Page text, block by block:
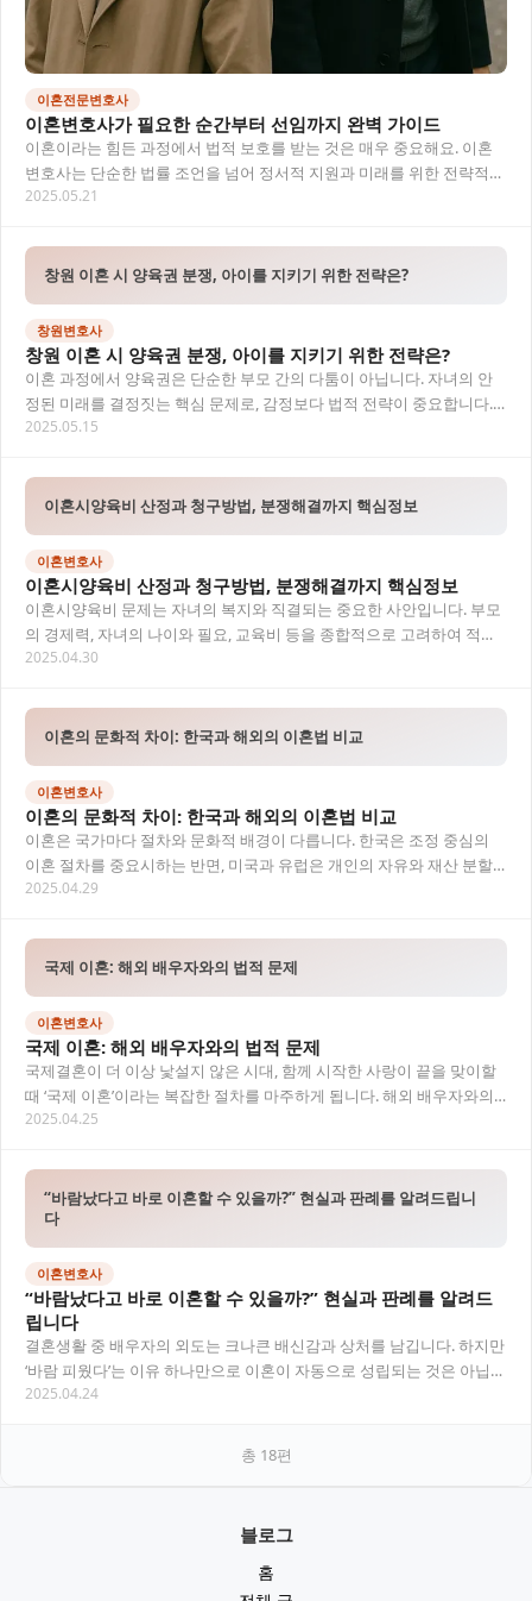
이혼전문변호사
이혼변호사가 필요한 순간부터 선임까지 완벽 가이드
이혼이라는 힘든 과정에서 법적 보호를 받는 것은 매우 중요해요. 이혼
변호사는 단순한 법률 조언을 넘어 정서적 지원과 미래를 위한 전략적
판단을 도와주는 동반자와 같은 존재랍니다.…
2025.05.21
창원 이혼 시 양육권 분쟁, 아이를 지키기 위한 전략은?
창원변호사
창원 이혼 시 양육권 분쟁, 아이를 지키기 위한 전략은?
이혼 과정에서 양육권은 단순한 부모 간의 다툼이 아닙니다. 자녀의 안
정된 미래를 결정짓는 핵심 문제로, 감정보다 법적 전략이 중요합니다.
창원지역의 법원 판례와 절차에 맞춘 구체적…
2025.05.15
이혼시양육비 산정과 청구방법, 분쟁해결까지 핵심정보
이혼변호사
이혼시양육비 산정과 청구방법, 분쟁해결까지 핵심정보
이혼시양육비 문제는 자녀의 복지와 직결되는 중요한 사안입니다. 부모
의 경제력, 자녀의 나이와 필요, 교육비 등을 종합적으로 고려하여 적정
한 양육비를 산정하는 방법과 미지급 시 대처…
2025.04.30
이혼의 문화적 차이: 한국과 해외의 이혼법 비교
이혼변호사
이혼의 문화적 차이: 한국과 해외의 이혼법 비교
이혼은 국가마다 절차와 문화적 배경이 다릅니다. 한국은 조정 중심의
이혼 절차를 중요시하는 반면, 미국과 유럽은 개인의 자유와 재산 분할
에 중점을 둡니다. 특히 국제결혼 이혼에서는…
2025.04.29
국제 이혼: 해외 배우자와의 법적 문제
이혼변호사
국제 이혼: 해외 배우자와의 법적 문제
국제결혼이 더 이상 낯설지 않은 시대, 함께 시작한 사랑이 끝을 맞이할
때 ‘국제 이혼’이라는 복잡한 절차를 마주하게 됩니다. 해외 배우자와의
이혼은 국내 이혼과는 달리, 국가 간…
2025.04.25
“바람났다고 바로 이혼할 수 있을까?” 현실과 판례를 알려드립니
다
이혼변호사
“바람났다고 바로 이혼할 수 있을까?” 현실과 판례를 알려드
립니다
결혼생활 중 배우자의 외도는 크나큰 배신감과 상처를 남깁니다. 하지만
‘바람 피웠다’는 이유 하나만으로 이혼이 자동으로 성립되는 것은 아닙니
다. 법원은 감정보다 법적 기준과 증거를…
2025.04.24
총 18편
블로그
홈